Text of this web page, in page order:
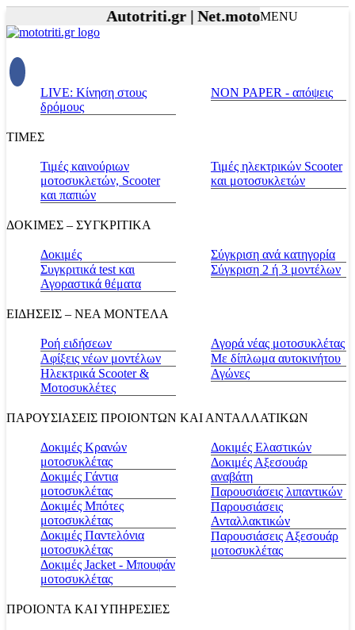
Autotriti.gr |Net.mototriti.gr |
MENU
LIVE: Κίνηση στους
δρόμους
NON PAPER - απόψεις
ΤΙΜΕΣ
Τιμές καινούριων
μοτοσυκλετών, Scooter
και παπιών
Τιμές ηλεκτρικών Scooter
και μοτοσυκλετών
ΔΟΚΙΜΕΣ – ΣΥΓΚΡΙΤΙΚΑ
Δοκιμές
Συγκριτικά test και
Αγοραστικά θέματα
Σύγκριση ανά κατηγορία
Σύγκριση 2 ή 3 μοντέλων
ΕΙΔΗΣΕΙΣ – ΝΕΑ ΜΟΝΤΕΛΑ
Ροή ειδήσεων
Αφίξεις νέων μοντέλων
Ηλεκτρικά Scooter &
Μοτοσυκλέτες
Αγορά νέας μοτοσυκλέτας
Με δίπλωμα αυτοκινήτου
Αγώνες
ΠΑΡΟΥΣΙΑΣΕΙΣ ΠΡΟΙΟΝΤΩΝ ΚΑΙ ΑΝΤΑΛΛΑΤΙΚΩΝ
Δοκιμές Κρανών
μοτοσυκλέτας
Δοκιμές Γάντια
μοτοσυκλέτας
Δοκιμές Μπότες
μοτοσυκλέτας
Δοκιμές Παντελόνια
μοτοσυκλέτας
Δοκιμές Jacket - Μπουφάν
μοτοσυκλέτας
Δοκιμές Ελαστικών
Δοκιμές Αξεσουάρ
αναβάτη
Παρουσιάσεις λιπαντικών
Παρουσιάσεις
Ανταλλακτικών
Παρουσιάσεις Αξεσουάρ
μοτοσυκλέτας
ΠΡΟΙΟΝΤΑ ΚΑΙ ΥΠΗΡΕΣΙΕΣ